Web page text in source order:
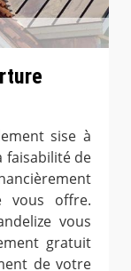
sise à
faisabilité de
vous offre.
vous
gratuit
de votre